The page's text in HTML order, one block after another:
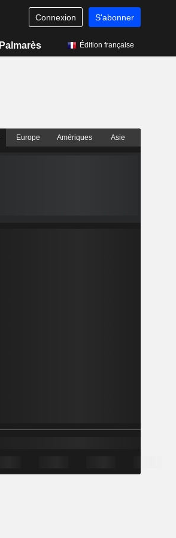
Connexion S'abonner
Palmarès Édition française
Europe Amériques Asie